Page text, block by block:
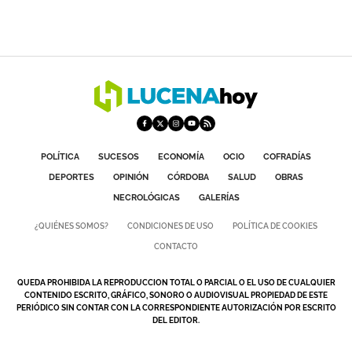
POLÍTICA SUCESOS ECONOMÍA OCIO
COFRADÍAS
DEPORTES
OPINIÓN CÓRDOBA SALUD
OBRAS
NECROLÓGICAS
GALERÍAS
¿QUIÉNES SOMOS? CONDICIONES DE USO POLÍTICA DE COOKIES
CONTACTO
QUEDA PROHIBIDA LA REPRODUCCION TOTAL O PARCIAL O EL USO DE CUALQUIER
CONTENIDO ESCRITO, GRÁFICO, SONORO O AUDIOVISUAL PROPIEDAD DE ESTE
PERIÓDICO SIN CONTAR CON LA CORRESPONDIENTE AUTORIZACIÓN POR ESCRITO
DEL EDITOR.